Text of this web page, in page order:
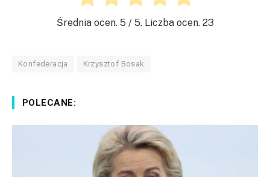
Średnia ocen. 5 / 5. Liczba ocen. 23
Konfederacja Krzysztof Bosak
POLECANE: